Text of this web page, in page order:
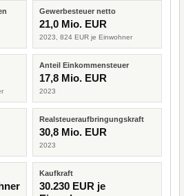
Gewerbesteuer netto
21,0 Mio. EUR
2023, 824 EUR je Einwohner
Anteil Einkommensteuer
17,8 Mio. EUR
2023
Realsteueraufbringungskraft
30,8 Mio. EUR
2023
Kaufkraft
30.230 EUR je